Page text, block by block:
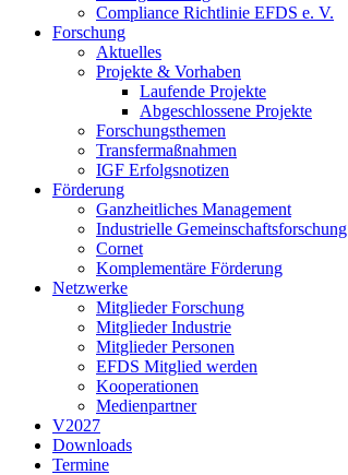
Compliance Richtlinie EFDS e. V.
Forschung
Aktuelles
Projekte & Vorhaben
Laufende Projekte
Abgeschlossene Projekte
Forschungsthemen
Transfermaßnahmen
IGF Erfolgsnotizen
Förderung
Ganzheitliches Management
Industrielle Gemeinschaftsforschung
Cornet
Komplementäre Förderung
Netzwerke
Mitglieder Forschung
Mitglieder Industrie
Mitglieder Personen
EFDS Mitglied werden
Kooperationen
Medienpartner
V2027
Downloads
Termine